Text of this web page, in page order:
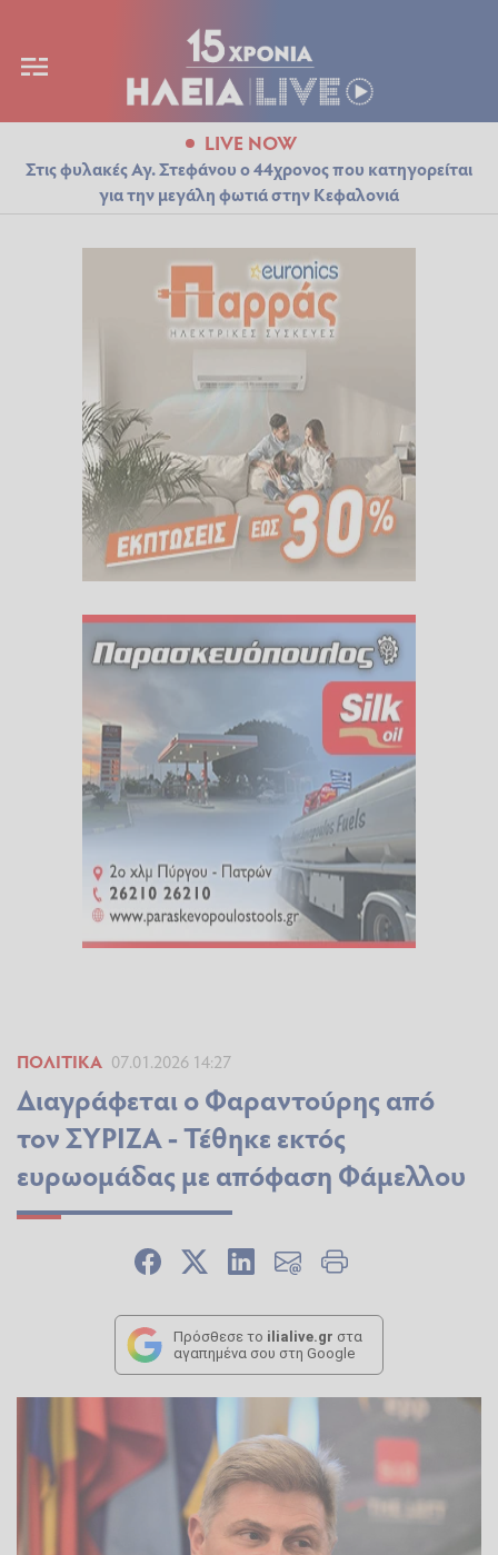
LIVE NOW
Στις φυλακές Αγ. Στεφάνου ο 44χρονος που κατηγορείται
για την μεγάλη φωτιά στην Κεφαλονιά
ΠΟΛΙΤΙΚΆ 07.01.2026 14:27
Διαγράφεται ο Φαραντούρης από
τον ΣΥΡΙΖΑ - Τέθηκε εκτός
ευρωομάδας με απόφαση Φάμελλου
Πρόσθεσε το ilialive.gr στα
αγαπημένα σου στη Google